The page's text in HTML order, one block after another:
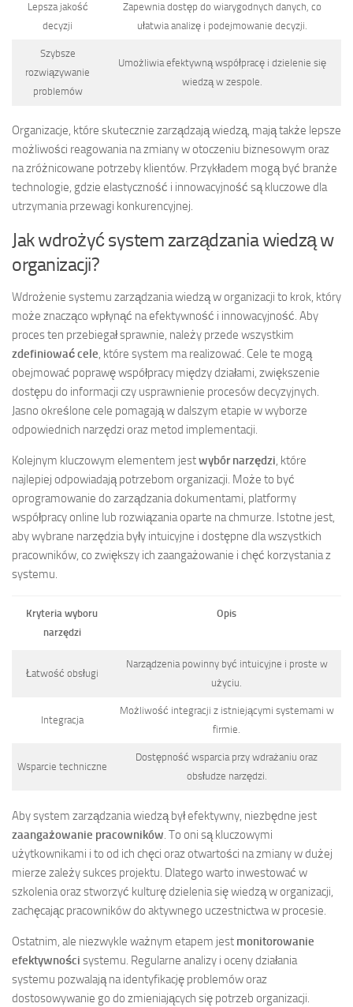
Lepsza jakość
decyzji
Zapewnia dostęp do wiarygodnych danych, co
ułatwia analizę i podejmowanie decyzji.
Szybsze
rozwiązywanie
problemów
Umożliwia efektywną współpracę i dzielenie się
wiedzą w zespole.
Organizacje, które skutecznie zarządzają wiedzą, mają także lepsze
możliwości reagowania na zmiany w otoczeniu biznesowym oraz
na zróżnicowane potrzeby klientów. Przykładem mogą być branże
technologie, gdzie elastyczność i innowacyjność są kluczowe dla
utrzymania przewagi konkurencyjnej.
Jak wdrożyć system zarządzania wiedzą w
organizacji?
Wdrożenie systemu zarządzania wiedzą w organizacji to krok, który
może znacząco wpłynąć na efektywność i innowacyjność. Aby
proces ten przebiegał sprawnie, należy przede wszystkim
zdefiniować cele, które system ma realizować. Cele te mogą
obejmować poprawę współpracy między działami, zwiększenie
dostępu do informacji czy usprawnienie procesów decyzyjnych.
Jasno określone cele pomagają w dalszym etapie w wyborze
odpowiednich narzędzi oraz metod implementacji.
Kolejnym kluczowym elementem jestwybór narzędzi, które
najlepiej odpowiadają potrzebom organizacji. Może to być
oprogramowanie do zarządzania dokumentami, platformy
współpracy online lub rozwiązania oparte na chmurze. Istotne jest,
aby wybrane narzędzia były intuicyjne i dostępne dla wszystkich
pracowników, co zwiększy ich zaangażowanie i chęć korzystania z
systemu.
Kryteria wyboru
narzędzi
Opis
Łatwość obsługi
Narządzenia powinny być intuicyjne i proste w
użyciu.
Integracja
Możliwość integracji z istniejącymi systemami w
firmie.
Wsparcie techniczne
Dostępność wsparcia przy wdrażaniu oraz
obsłudze narzędzi.
Aby system zarządzania wiedzą był efektywny, niezbędne jest
zaangażowanie pracowników. To oni są kluczowymi
użytkownikami i to od ich chęci oraz otwartości na zmiany w dużej
mierze zależy sukces projektu. Dlatego warto inwestować w
szkolenia oraz stworzyć kulturę dzielenia się wiedzą w organizacji,
zachęcając pracowników do aktywnego uczestnictwa w procesie.
Ostatnim, ale niezwykle ważnym etapem jest monitorowanie
efektywności systemu. Regularne analizy i oceny działania
systemu pozwalają na identyfikację problemów oraz
dostosowywanie go do zmieniających się potrzeb organizacji.